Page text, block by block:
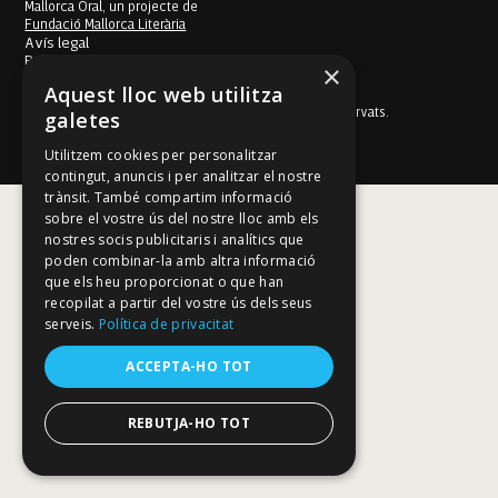
Mallorca Oral, un projecte de
Fundació Mallorca Literària
Avís legal
Política de galetes
Política de privacitat a les xarxes socials
© Fundació Mallorca Literària 2026. Tots els drets reservats.
Disseny i desenvolupament web BESTALDE STUDIO
×
Aquest lloc web utilitza
galetes
Utilitzem cookies per personalitzar
contingut, anuncis i per analitzar el nostre
trànsit. També compartim informació
sobre el vostre ús del nostre lloc amb els
nostres socis publicitaris i analítics que
poden combinar-la amb altra informació
que els heu proporcionat o que han
recopilat a partir del vostre ús dels seus
serveis. Política de privacitat
ACCEPTA-HO TOT
REBUTJA-HO TOT